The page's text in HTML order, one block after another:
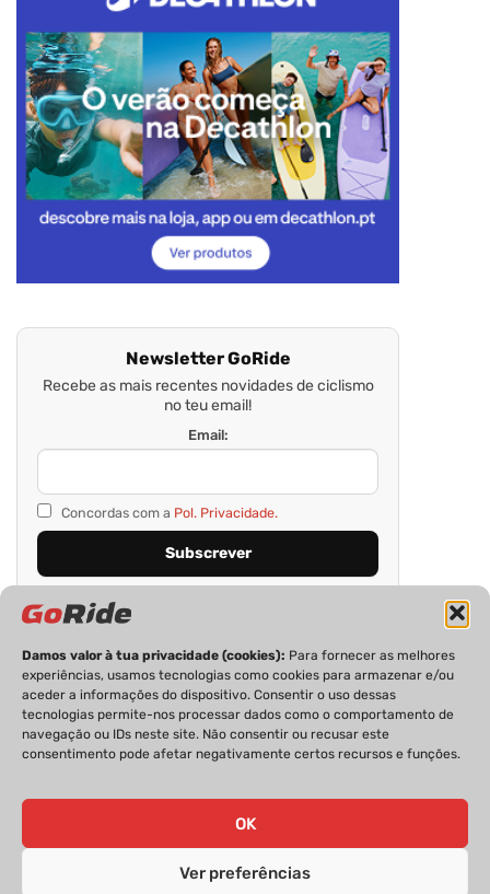
Damos valor à tua privacidade (cookies): Para fornecer as melhores
experiências, usamos tecnologias como cookies para armazenar e/ou
aceder a informações do dispositivo. Consentir o uso dessas
tecnologias permite-nos processar dados como o comportamento de
navegação ou IDs neste site. Não consentir ou recusar este
consentimento pode afetar negativamente certos recursos e funções.
OK
Ver preferências
Newsletter GoRide
Recebe as mais recentes novidades de ciclismo
no teu email!
Email:
Concordas com a Pol. Privacidade.
PRIVACIDADE FICHA TÉCNICA
ESTATUTO EDITORIAL